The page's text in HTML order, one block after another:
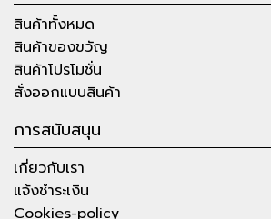
สินค้าทั้งหมด
สินค้าของขวัญ
สินค้าโปรโมชั่น
สั่งออกแบบสินค้า
การสนับสนุน
เกี่ยวกับเรา
แจ้งชำระเงิน
Cookies-policy